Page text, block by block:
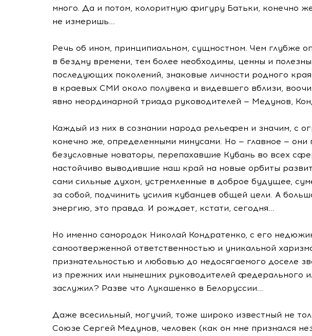
много. Да и потом, колоритную фигуру Батьки, конечно
не измеришь...
Речь об ином, принципиальном, сущностном. Чем глубже
в бездну времени, тем более необходимы, ценны и
последующих поколений, знаковые личности родного
в краевых СМИ около полувека и видевшего вблизи,
явно неординарной триада руководителей — Медунов,
Каждый из них в сознании народа рельефен и значим, с
конечно же, определенными минусами. Но — главное — они
безусловные новаторы, перепахавшие Кубань во всех
настойчиво выводившие наш край на новые орбиты
сами сильные духом, устремленные в доброе будущее,
за собой, подчинить усилия кубанцев общей цели. А
энергию, это правда. И рождает, кстати, сегодня...
Но именно самородок Николай Кондратенко, с его
самоотверженной ответственностью и уникальной
признательностью и любовью до недосягаемого доселе
из прежних или нынешних руководителей федерального
заслужил? Разве что Лукашенко в Белоруссии...
Даже всесильный, могучий, тоже широко известный не
Союзе Сергей Медунов, человек (как он мне признался